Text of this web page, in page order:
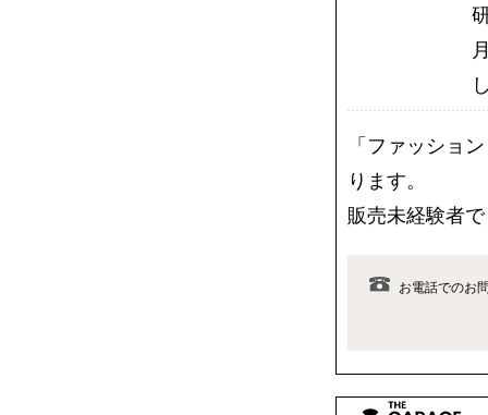
「ファッショ
ります。
販売未経験者
お電話でのお